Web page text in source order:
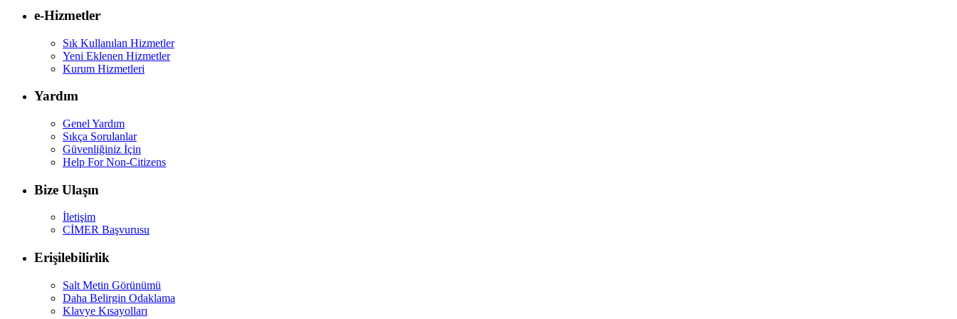
e-Hizmetler
Sık Kullanılan Hizmetler
Yeni Eklenen Hizmetler
Kurum Hizmetleri
Yardım
Genel Yardım
Sıkça Sorulanlar
Güvenliğiniz İçin
Help For Non-Citizens
Bize Ulaşın
İletişim
CİMER Başvurusu
Erişilebilirlik
Salt Metin Görünümü
Daha Belirgin Odaklama
Klavye Kısayolları